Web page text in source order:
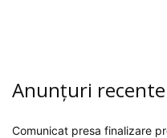
Anunțuri recente
Comunicat presa finalizare